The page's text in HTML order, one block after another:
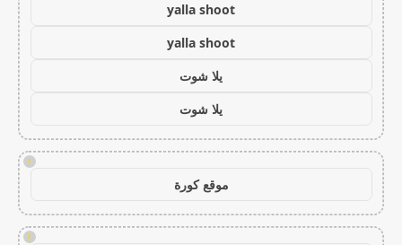
yalla shoot
yalla shoot
يلا شوت
يلا شوت
!
موقع كورة
!